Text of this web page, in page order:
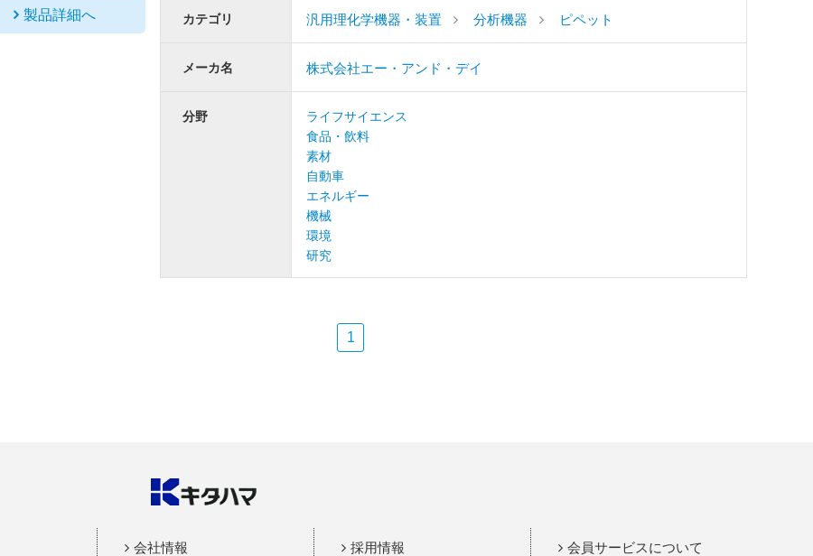
製品詳細へ カテゴリ 汎用理化学機器・装置 分析機器 ピペット
メーカ名 株式会社エー・アンド・デイ
分野
ライフサイエンス
食品・飲料
素材
自動車
エネルギー
機械
環境
研究
1
会社情報 採用情報 会員サービスについて